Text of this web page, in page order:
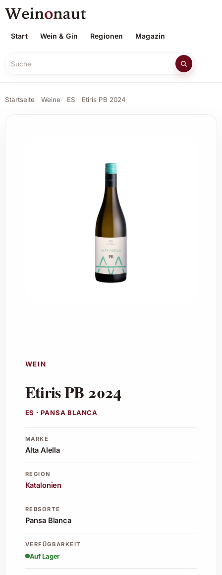
Start Wein & Gin Regionen Magazin
Suche
Startseite Weine ES Etiris PB 2024
WEIN
Etiris PB 2024
ES · PANSA BLANCA
MARKE
Alta Alella
REGION
Katalonien
REBSORTE
Pansa Blanca
VERFÜGBARKEIT
Auf Lager